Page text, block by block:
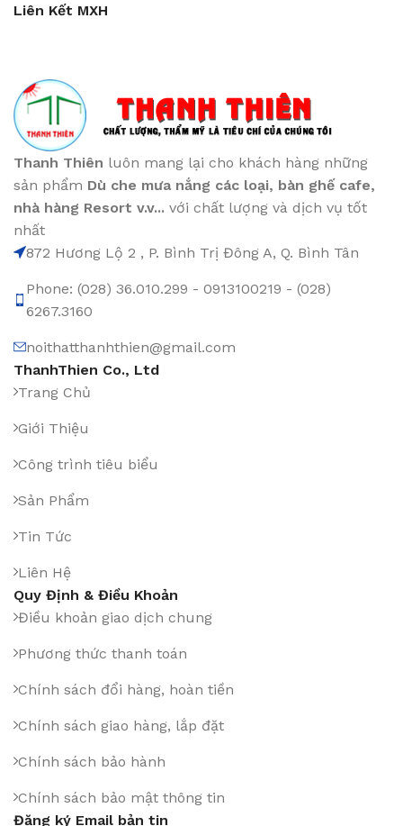
Liên Kết MXH
Thanh Thiên luôn mang lại cho khách hàng những
sản phẩm Dù che mưa nắng các loại, bàn ghế cafe,
nhà hàng Resort v.v... với chất lượng và dịch vụ tốt
nhất
872 Hương Lộ 2 , P. Bình Trị Đông A, Q. Bình Tân
Phone: (028) 36.010.299 - 0913100219 - (028)
6267.3160
noithatthanhthien@gmail.com
ThanhThien Co., Ltd
Trang Chủ
Giới Thiệu
Công trình tiêu biểu
Sản Phẩm
Tin Tức
Liên Hệ
Quy Định & Điều Khoản
Điều khoản giao dịch chung
Phương thức thanh toán
Chính sách đổi hàng, hoàn tiền
Chính sách giao hàng, lắp đặt
Chính sách bảo hành
Chính sách bảo mật thông tin
Đăng ký Email bản tin